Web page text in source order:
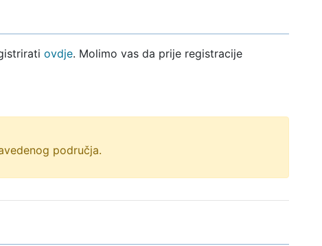
ovdje. Molimo vas da prije registracije
područja.